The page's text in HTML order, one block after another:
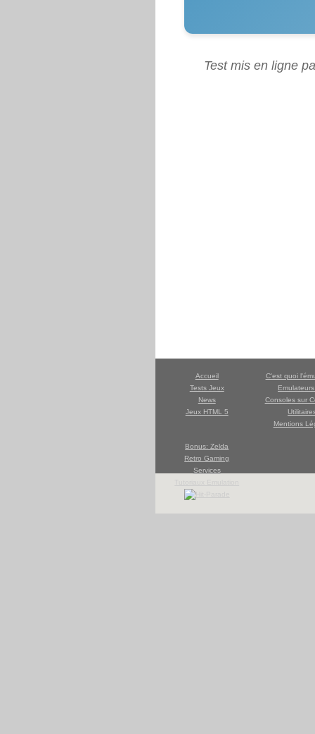
Test mis en ligne
Accueil
Tests Jeux
News
Jeux HTML 5
C'est quoi
Consoles sur
Mentions
Bonus: Zelda
Retro Gaming
Services